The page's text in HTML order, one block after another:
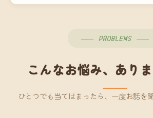
PROBLEMS
こんなお悩み、あり
ひとつでも当てはまったら、一度お話を